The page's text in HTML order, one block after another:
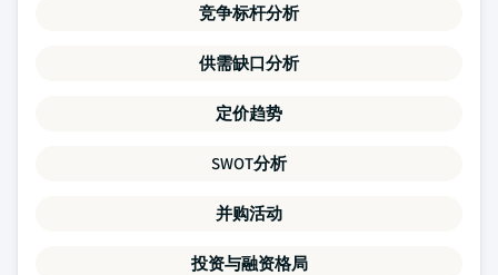
竞争标杆分析
供需缺口分析
定价趋势
SWOT分析
并购活动
投资与融资格局